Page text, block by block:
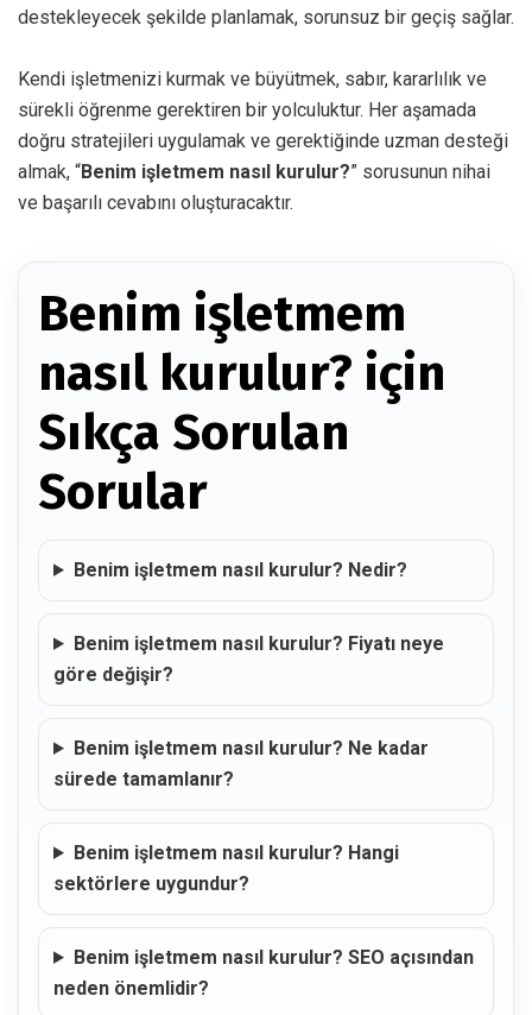
destekleyecek şekilde planlamak, sorunsuz bir geçiş sağlar.
Kendi işletmenizi kurmak ve büyütmek, sabır, kararlılık ve
sürekli öğrenme gerektiren bir yolculuktur. Her aşamada
doğru stratejileri uygulamak ve gerektiğinde uzman desteği
almak, “Benim işletmem nasıl kurulur?” sorusunun nihai
ve başarılı cevabını oluşturacaktır.
Benim işletmem
nasıl kurulur? için
Sıkça Sorulan
Sorular
Benim işletmem nasıl kurulur? Nedir?
Benim işletmem nasıl kurulur? Fiyatı neye
göre değişir?
Benim işletmem nasıl kurulur? Ne kadar
sürede tamamlanır?
Benim işletmem nasıl kurulur? Hangi
sektörlere uygundur?
Benim işletmem nasıl kurulur? SEO açısından
neden önemlidir?